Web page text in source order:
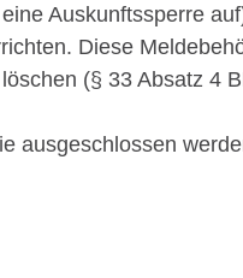
Auskunftssperre
Diese
(§ 33 Absatz 4
ausgeschlossen